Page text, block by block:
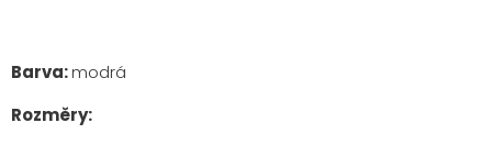
Barva:modrá
Rozměry: